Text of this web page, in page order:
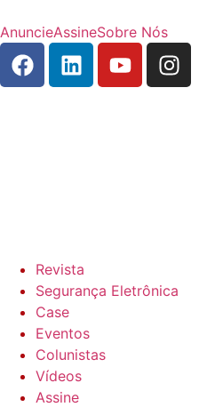
AnuncieAssineSobre Nós
Revista
Segurança Eletrônica
Case
Eventos
Colunistas
Vídeos
Assine